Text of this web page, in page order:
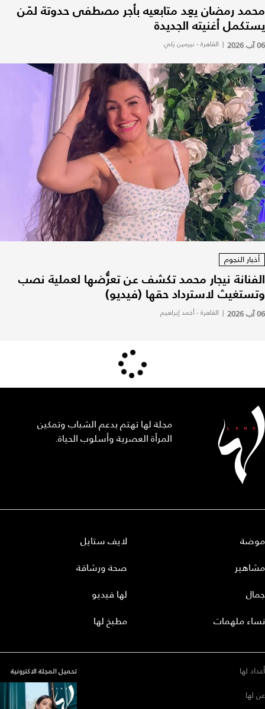
محمد رمضان يعِد متابعيه بأجر مصطفى حدوتة لمَن
يستكمل أغنيته الجديدة
06 آب 2026 | القاهرة - نيرمين زكي
أخبار النجوم
الفنانة نيجار محمد تكشف عن تعرُّضها لعملية نصب
وتستغيث لاسترداد حقها (فيديو)
06 آب 2026 | القاهرة - أحمد إبراهيم
مجلة لها تهتم بدعم الشباب وتمكين
المرأة العصرية وأسلوب الحياة.
موضة
مشاهير
جمال
نساء ملهمات
لايف ستايل
صحة ورشاقة
لها فيديو
مطبخ لها
أعداد لها
عن لها
تحميل المجلة الاكترونية